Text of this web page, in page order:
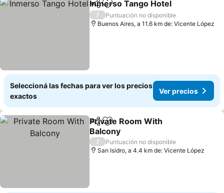
CompartirAñadir a favoritos
Inmerso Tango Hotel
/
Puntuación no disponible
Buenos Aires, a 11.6 km de: Vicente López
Seleccioná las fechas para ver los precios
exactos
Ver precios
CompartirAñadir a favoritos
Private Room With
Balcony
/
Puntuación no disponible
San Isidro, a 4.4 km de: Vicente López